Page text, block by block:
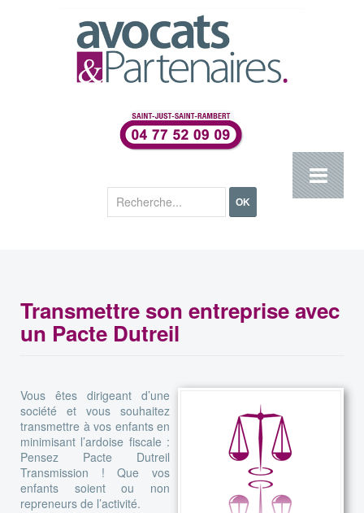
OK
Transmettre son entreprise avec
un Pacte Dutreil
Vous êtes dirigeant d’une
société et vous souhaitez
transmettre à vos enfants en
minimisant l’ardoise fiscale :
Pensez Pacte Dutreil
Transmission ! Que vos
enfants soient ou non
repreneurs de l’activité.